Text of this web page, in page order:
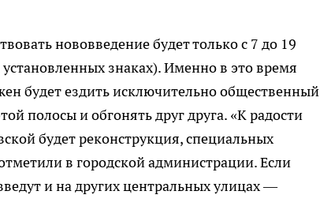
нововведение будет только с 7 до 19
знаках). Именно в это время
будет ездить исключительно общественный
полосы и обгонять друг друга. «К радости
будет реконструкция, специальных
в городской администрации. Если
и на других центральных улицах —